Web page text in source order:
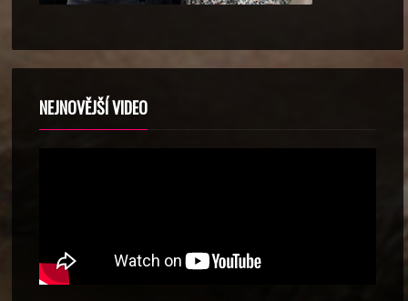
NEJNOVĚJŠÍ VIDEO